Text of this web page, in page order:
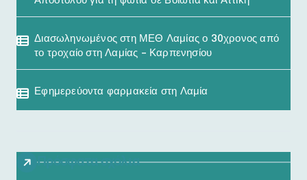
Διασωληνωμένος στη ΜΕΘ Λαμίας ο 30χρονος από
το τροχαίο στη Λαμίας – Καρπενησίου
Εφημερεύοντα φαρμακεία στη Λαμία
Πρόσφατα σχόλια